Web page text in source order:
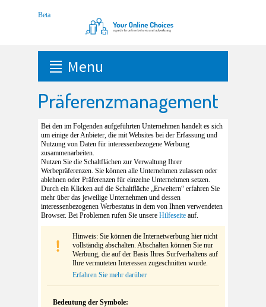
Menu
Präferenzmanagement
Bei den im Folgenden aufgeführten Unternehmen handelt es sich
um einige der Anbieter, die mit Websites bei der Erfassung und
Nutzung von Daten für interessenbezogene Werbung
zusammenarbeiten.
Nutzen Sie die Schaltflächen zur Verwaltung Ihrer
Werbepräferenzen. Sie können alle Unternehmen zulassen oder
ablehnen oder Präferenzen für einzelne Unternehmen setzen.
Durch ein Klicken auf die Schaltfläche „Erweitern“ erfahren Sie
mehr über das jeweilige Unternehmen und dessen
interessenbezogenen Werbestatus in dem von Ihnen verwendeten
Browser. Bei Problemen rufen Sie unsere Hilfeseite auf.
Hinweis: Sie können die Internetwerbung hier nicht
vollständig abschalten. Abschalten können Sie nur
Werbung, die auf der Basis Ihres Surfverhaltens auf
Ihre vermuteten Interessen zugeschnitten wurde.
Erfahren Sie mehr darüber
Bedeutung der Symbole: